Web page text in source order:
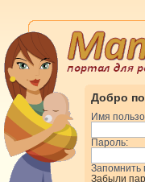
Добро
Имя
Пароль:
Запомнить
Забыли